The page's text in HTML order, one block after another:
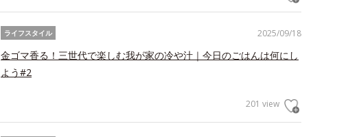
2025/09/18
ライフスタイル
金ゴマ香る！三世代で楽しむ我が家の冷や汁｜今日のごはんは何にし
よう#2
201 view